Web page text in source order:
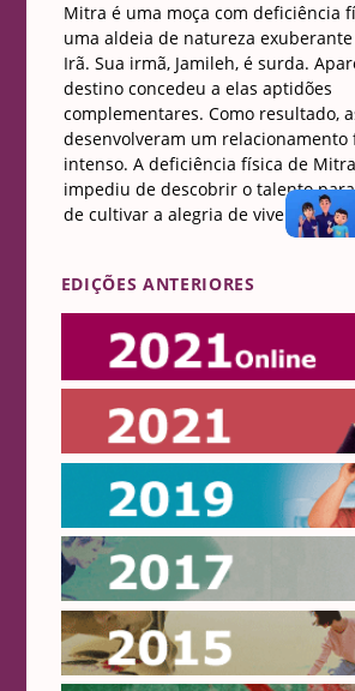
Mitra é uma moça com deficiência
uma aldeia de natureza
Irã. Sua irmã, Jamileh, é surda.
destino concedeu a elas aptidões
complementares. Como resultado,
desenvolveram um relacionamento
intenso. A deficiência física de
impediu de descobrir o talento
de cultivar a alegria de viver.
EDIÇÕES ANTERIORES